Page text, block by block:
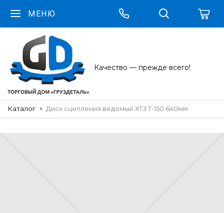
МЕНЮ
Качество — прежде всего!
Каталог Диск сцепления ведомый ХТЗ Т-150 640мм